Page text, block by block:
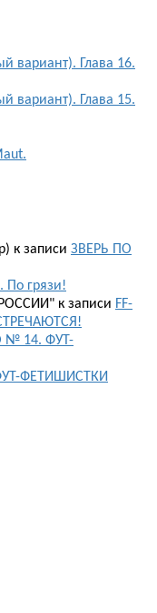
вариант). Глава 16.
вариант). Глава 15.
к записи ЗВЕРЬ ПО
По грязи!
к записи FF-
№ 14. ФУТ-
ФЕТИШИСТКИ